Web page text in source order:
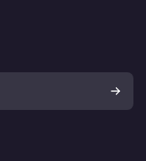
Widerrufsrecht